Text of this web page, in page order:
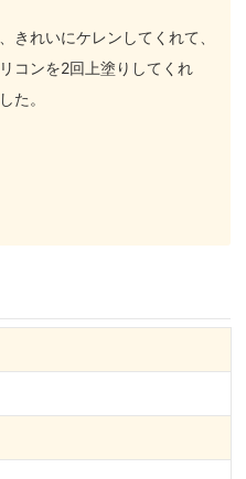
きれいにケレンしてくれて、
コンを2回上塗りしてくれ
た。